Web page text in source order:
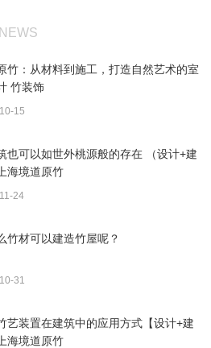
竹：从材料到施工，打造自然艺术的室
竹装饰
15
也可以如世外桃源般的存在 （设计+建
海境道原竹
24
竹材可以建造竹屋呢？
31
艺装置在建筑中的应用方式【设计+建
海境道原竹